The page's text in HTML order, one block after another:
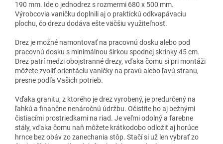
190 mm. Ide o jednodrez s rozmermi 680 x 500 mm.
Výrobcovia vaničku doplnili aj o praktickú odkvapávaciu
plochu, čo drezu dodáva ešte väčšiu využiteľnosť.
Drez je možné namontovať na pracovnú dosku alebo pod
pracovnú dosku s minimálnou širkou spodnej skrinky 45 cm.
Drez patrí medzi obojstranné drezy, vďaka čomu si pri montáži
môžete zvoliť orientáciu vaničky na pravú alebo ľavú stranu,
presne podľa Vašich potrieb.
Vďaka granitu, z ktorého je drez vyrobený, je predurčený na
ľahkú a finančne nenáročnú údržbu. Očistíte ho aj bežnými
čistiacími prostriedkami na riad. Je veľmi odolný a farebne
stály, vďaka čomu naň môžete krátkodobo odložiť aj horúce
hrnce bez obáv zo zanechania stôp. Stačí si už len vybrať zo